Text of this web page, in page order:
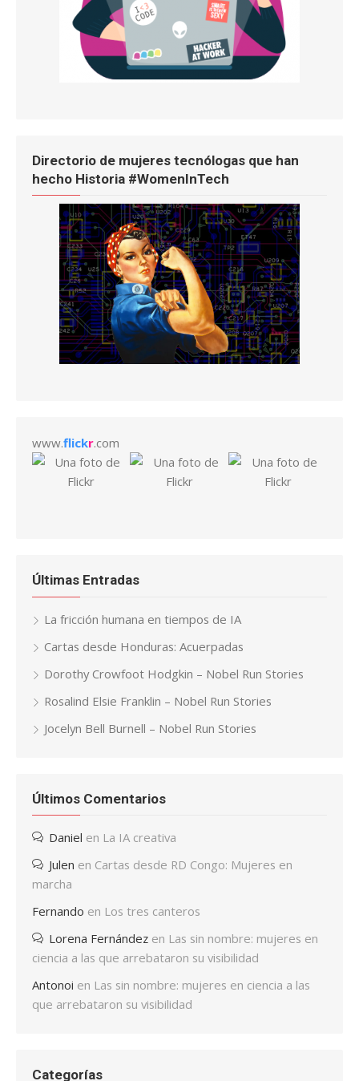
Directorio de mujeres tecnólogas que han
hecho Historia #WomenInTech
www.flickr.com
Últimas Entradas
La fricción humana en tiempos de IA
Cartas desde Honduras: Acuerpadas
Dorothy Crowfoot Hodgkin – Nobel Run Stories
Rosalind Elsie Franklin – Nobel Run Stories
Jocelyn Bell Burnell – Nobel Run Stories
Últimos Comentarios
Daniel en La IA creativa
Julen en Cartas desde RD Congo: Mujeres en
marcha
Fernando en Los tres canteros
Lorena Fernández en Las sin nombre: mujeres en
ciencia a las que arrebataron su visibilidad
Antonoi en Las sin nombre: mujeres en ciencia a las
que arrebataron su visibilidad
Categorías